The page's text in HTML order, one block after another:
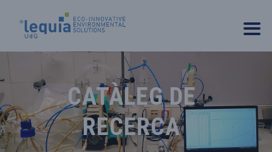
CATÀLEG DE
RECERCA